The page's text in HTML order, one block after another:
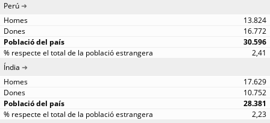
Perú
13.824
16.772
30.596
2,41
Índia
17.629
10.752
28.381
2,23